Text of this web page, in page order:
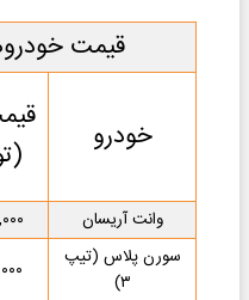
قیمت
خودرو
وانت آریسان
سورن پلاس (تیپ
۳)